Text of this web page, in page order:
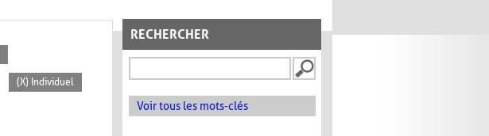
RECHERCHER
Voir tous les mots-clés
(X) Individuel